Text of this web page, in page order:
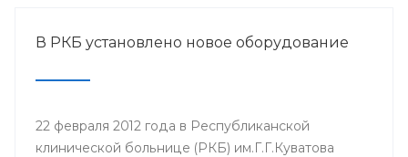
Городскую клиническую больницу №6.
В РКБ установлено новое оборудование
22 февраля 2012 года в Республиканской
клинической больнице (РКБ) им.Г.Г.Куватова